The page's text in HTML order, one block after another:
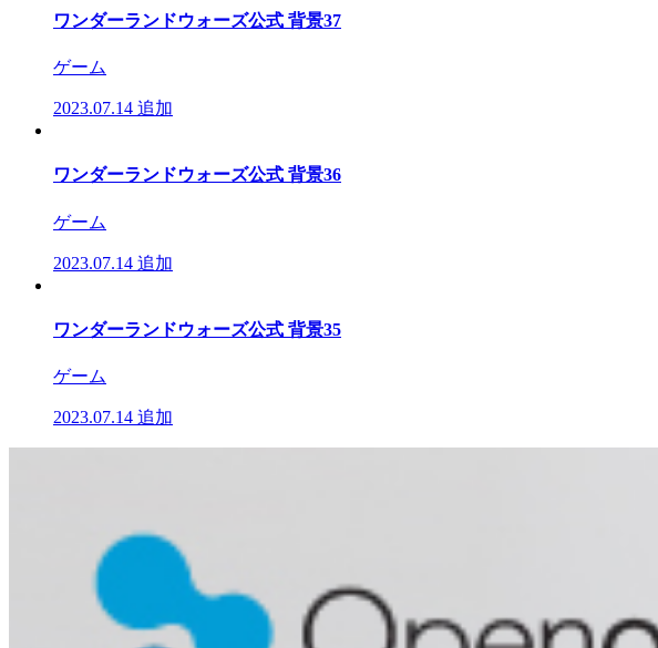
ワンダーランドウォーズ公式 背景37
ゲーム
2023.07.14 追加
ワンダーランドウォーズ公式 背景36
ゲーム
2023.07.14 追加
ワンダーランドウォーズ公式 背景35
ゲーム
2023.07.14 追加